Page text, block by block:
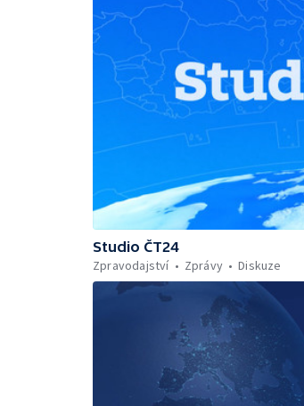
Studio ČT24
Zpravodajství
Zprávy Diskuze